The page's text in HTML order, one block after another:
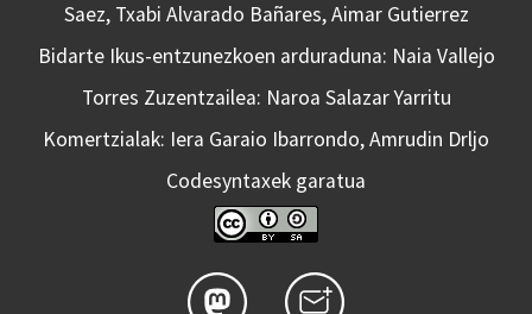
Saez, Txabi Alvarado Bañares, Aimar Gutierrez
Bidarte Ikus-entzunezkoen arduraduna: Naia Vallejo
Torres Zuzentzailea: Naroa Salazar Yarritu
Komertzialak: Iera Garaio Ibarrondo, Amrudin Drljo
Codesyntaxek garatua